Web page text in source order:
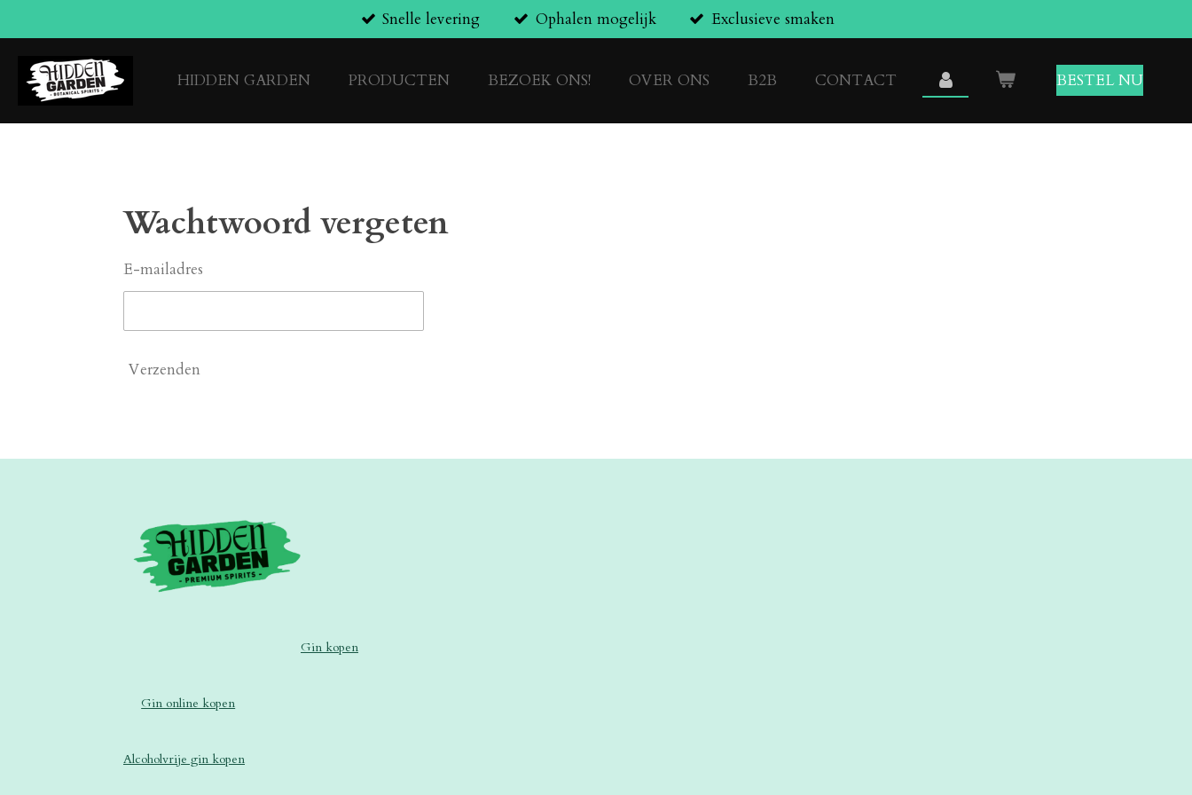
direct
naar
hoofdinhoud
Snelle levering Ophalen mogelijk Exclusieve smaken
HIDDEN GARDEN PRODUCTEN BEZOEK ONS! OVER ONS B2B CONTACT BESTEL NU
Wachtwoord vergeten
E-mailadres
Verzenden
Gin kopen
Gin online kopen
Alcoholvrije gin kopen